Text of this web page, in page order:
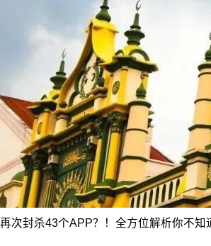
再次封杀43个APP？！全方位解析你不知